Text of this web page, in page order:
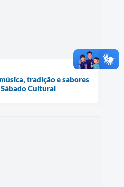
tradição e sabores
Cultural